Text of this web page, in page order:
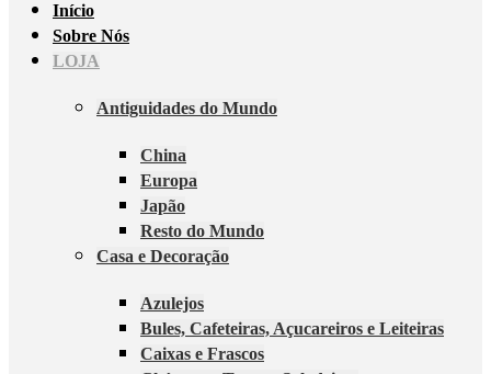
Início
Sobre Nós
LOJA
Antiguidades do Mundo
China
Europa
Japão
Resto do Mundo
Casa e Decoração
Azulejos
Bules, Cafeteiras, Açucareiros e Leiteiras
Caixas e Frascos